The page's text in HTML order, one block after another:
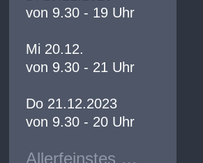
von 9.30 - 19 Uhr
Mi 20.12.
von 9.30 - 21 Uhr
Do 21.12.2023
von 9.30 - 20 Uhr
Allerfeinstes …